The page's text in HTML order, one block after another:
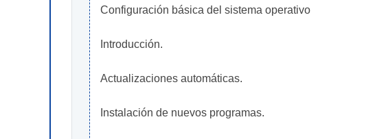
Configuración básica del sistema operativo
Introducción.
Actualizaciones automáticas.
Instalación de nuevos programas.